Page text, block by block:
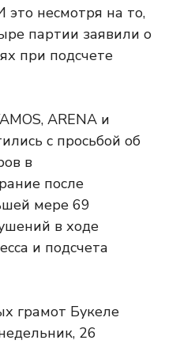
это несмотря на то,
партии заявили о
при подсчете
ARENA и
с просьбой об
в
после
мере 69
в ходе
и подсчета
грамот Букеле
26